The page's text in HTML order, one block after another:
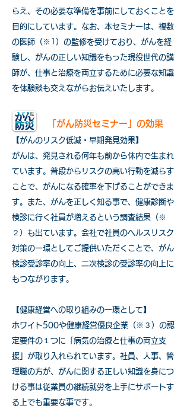
らえ、その必要な準備を事前にしておくことを
目的にしています。なお、本セミナーは、複数
の医師（※1）の監修を受けており、がんを経
験し、がんの正しい知識をもった現役世代の講
師が、仕事と治療を両立するために必要な知識
を体験談も交えながらお伝えいたします。
「がん防災セミナー」の効果
【がんのリスク低減・早期発見効果】
がんは、発見される何年も前から体内で生まれ
ています。普段からリスクの高い行動を減らす
ことで、がんになる確率を下げることができま
す。また、がんを正しく知る事で、健康診断や
検診に行く社員が増えるという調査結果（※
２）も出ています。会社で社員のヘルスリスク
対策の一環としてご提供いただくことで、がん
検診受診率の向上、二次検診の受診率の向上に
もつながります。
【健康経営への取り組みの一環として】
ホワイト500や健康経営優良企業（※３）の認
定要件の１つに「病気の治療と仕事の両立支
援」が取り入れられています。社員、人事、管
理職の方が、がんに関する正しい知識を身につ
ける事は従業員の継続就労を上手にサポートす
る上でも重要な事です。